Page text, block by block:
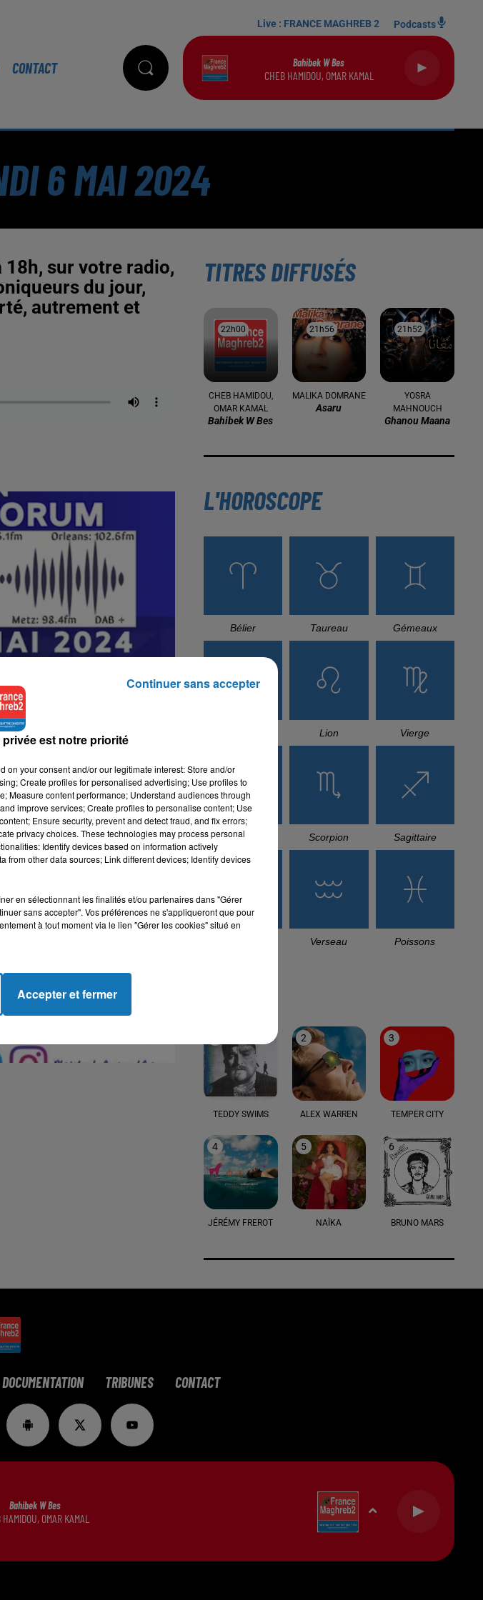
CONTACT
Live : FRANCE MAGHREB 2 Podcasts
Bahibek W Bes
CHEB HAMIDOU, OMAR KAMAL
6 MAI 2024
sur votre radio,
du jour,
autrement et
TITRES DIFFUSÉS
22h00
22h00
CHEB HAMIDOU,
OMAR KAMAL
Bahibek W Bes
21h56
21h56
MALIKA DOMRANE
Asaru
21h52
21h52
YOSRA
MAHNOUCH
Ghanou Maana
L'HOROSCOPE
Bélier Taureau Gémeaux
Lion Vierge
Balance Scorpion Sagittaire
Verseau Poissons
TEDDY SWIMS
2
ALEX WARREN
3
TEMPER CITY
4
JÉRÉMY FREROT
5
NAÏKA
6
BRUNO MARS
DOCUMENTATION TRIBUNES CONTACT
Bahibek W Bes
OMAR KAMAL
est notre priorité
on your consent and/or our legitimate interest: Store and/or
Create profiles for personalised advertising; Use profiles to
Measure content performance; Understand audiences through
improve services; Create profiles to personalise content; Use
Ensure security, prevent and detect fraud, and fix errors;
privacy choices. These technologies may process personal
Identify devices based on information actively
other data sources; Link different devices; Identify devices
en sélectionnant les finalités et/ou partenaires dans "Gérer
sans accepter". Vos préférences ne s'appliqueront que pour
à tout moment via le lien "Gérer les cookies" situé en
Accepter et fermer
Continuer sans accepter